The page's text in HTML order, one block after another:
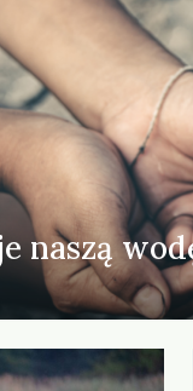
naszą